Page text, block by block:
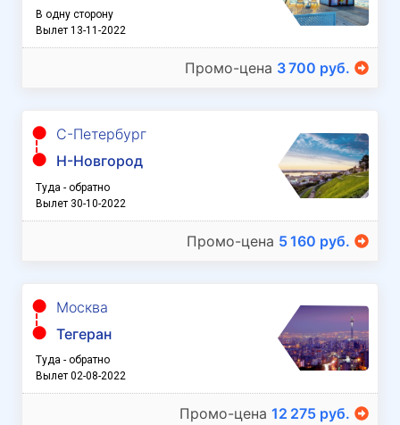
В одну сторону
Вылет 13-11-2022
Промо-цена 3 700 руб.
С-Петербург
Н-Новгород
Туда - обратно
Вылет 30-10-2022
Промо-цена 5 160 руб.
Москва
Тегеран
Туда - обратно
Вылет 02-08-2022
Промо-цена 12 275 руб.